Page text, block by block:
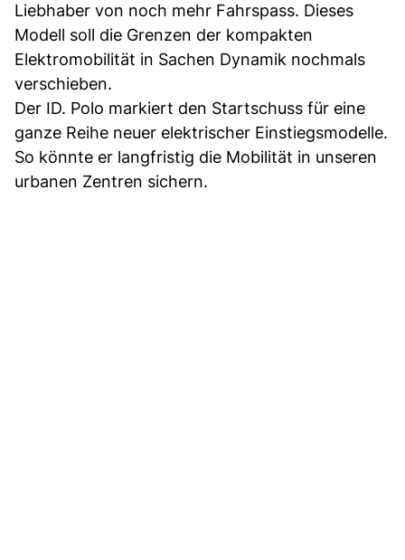
Liebhaber von noch mehr Fahrspass. Dieses
Modell soll die Grenzen der kompakten
Elektromobilität in Sachen Dynamik nochmals
verschieben.
Der ID. Polo markiert den Startschuss für eine
ganze Reihe neuer elektrischer Einstiegsmodelle.
So könnte er langfristig die Mobilität in unseren
urbanen Zentren sichern.